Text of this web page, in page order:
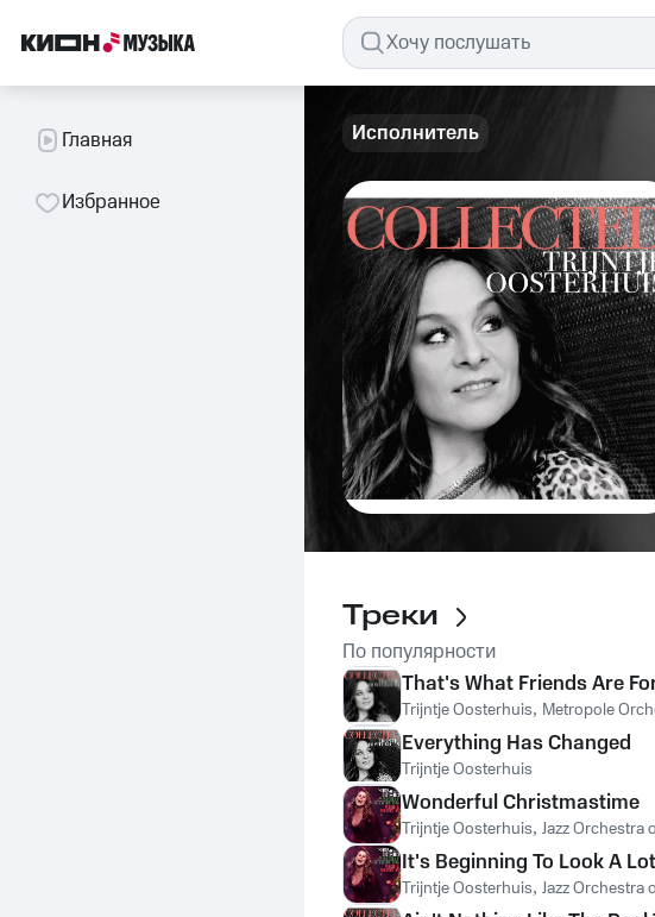
Главная
Избранное
Исполнитель
Треки
По популярности
That's What Friends Are
Trijntje Oosterhuis, Metropole
Everything Has Changed
Trijntje Oosterhuis
Wonderful Christmastime
Trijntje Oosterhuis, Jazz Orchestra
It's Beginning To Look A
Trijntje Oosterhuis, Jazz Orchestra